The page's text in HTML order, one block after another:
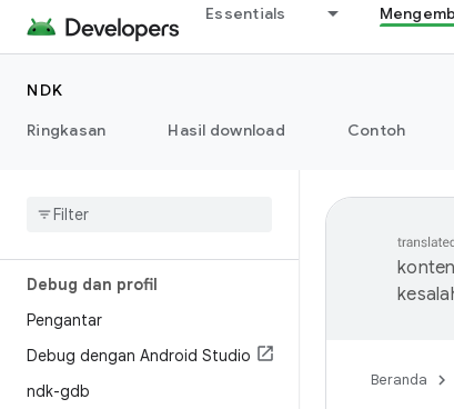
Essentials
NDK
Ringkasan
Hasil download Contoh
Menulis Kode C/C++
Pengantar
Menggunakan API yang lebih baru
Debug dan profil
Pengantar
Debug dengan Android Studio
ndk-gdb
Beranda